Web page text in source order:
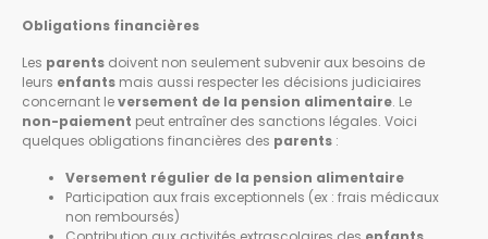
Obligations financières
Les parents doivent non seulement subvenir aux besoins de
leurs enfants mais aussi respecter les décisions judiciaires
concernant leversement de la pension alimentaire. Le
non-paiement peut entraîner des sanctions légales. Voici
quelques obligations financières des parents :
Versement régulier de la pension alimentaire
Participation aux frais exceptionnels (ex : frais médicaux
non remboursés)